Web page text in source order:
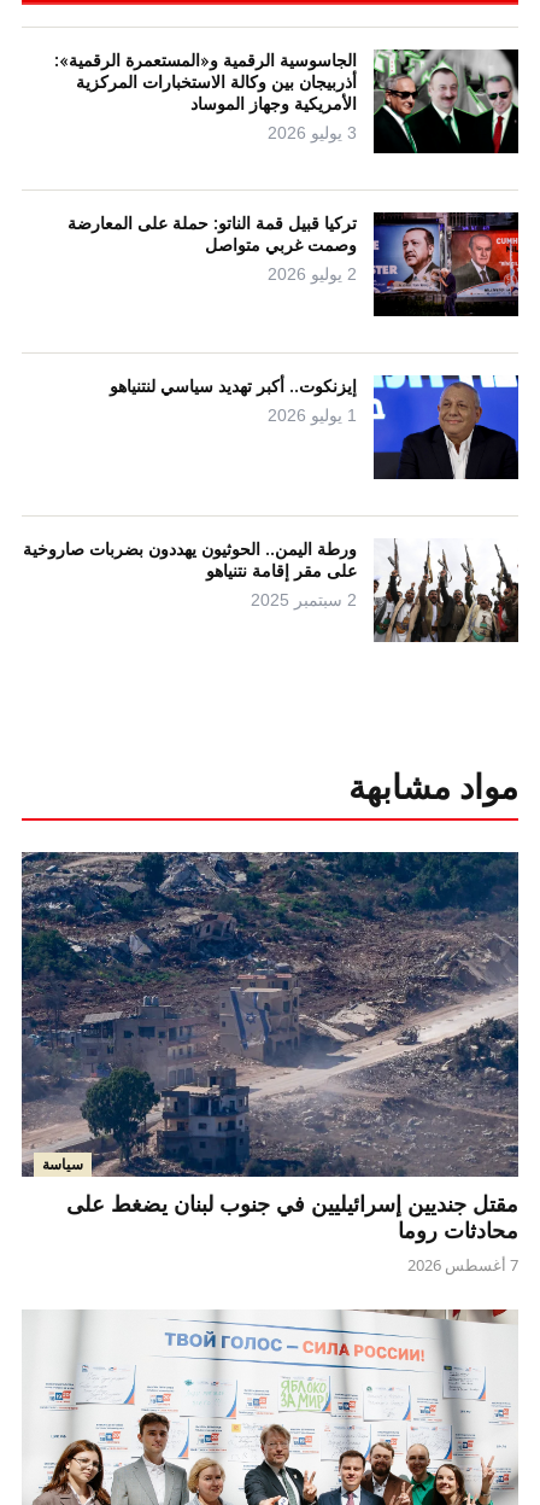
الجاسوسية الرقمية و«المستعمرة الرقمية»:
أذربيجان بين وكالة الاستخبارات المركزية
الأمريكية وجهاز الموساد
3 يوليو 2026
تركيا قبيل قمة الناتو: حملة على المعارضة
وصمت غربي متواصل
2 يوليو 2026
إيزنكوت.. أكبر تهديد سياسي لنتنياهو
1 يوليو 2026
ورطة اليمن.. الحوثيون يهددون بضربات صاروخية
على مقر إقامة نتنياهو
2 سبتمبر 2025
مواد مشابهة
سياسة
مقتل جنديين إسرائيليين في جنوب لبنان يضغط على
محادثات روما
7 أغسطس 2026